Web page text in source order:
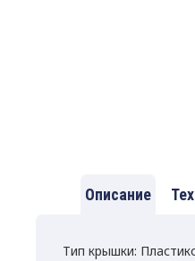
Описание
Тип крышки: